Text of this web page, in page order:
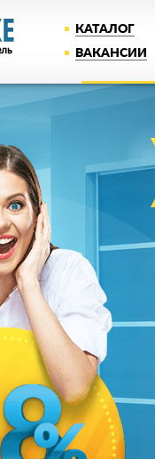
КАТАЛОГ
ВАКАНСИИ